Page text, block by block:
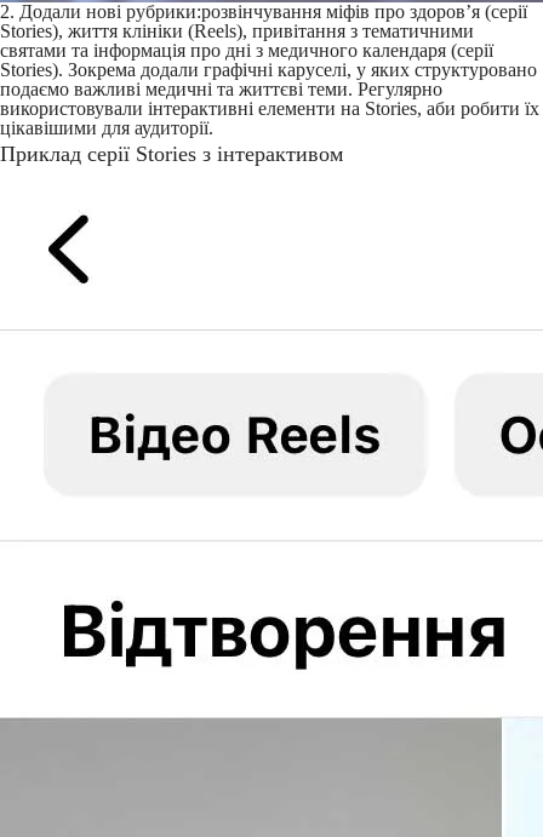
2. Додали нові рубрики:розвінчування міфів про здоров’я (серії
Stories), життя клініки (Reels), привітання з тематичними
святами та інформація про дні з медичного календаря (серії
Stories). Зокрема додали графічні каруселі, у яких структуровано
подаємо важливі медичні та життєві теми. Регулярно
використовували інтерактивні елементи на Stories, аби робити їх
цікавішими для аудиторії.
Приклад серії Stories з інтерактивом